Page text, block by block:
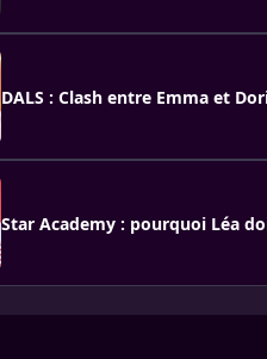
DALS : Clash entre Emma et
Star Academy : pourquoi Léa